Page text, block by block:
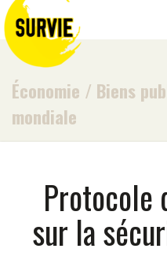
Économie / Biens
mondiale
Protocole
sur la